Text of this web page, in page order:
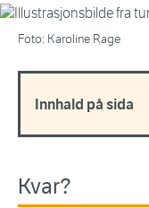
Foto: Karoline Rage
Innhald på sida
Kvar?